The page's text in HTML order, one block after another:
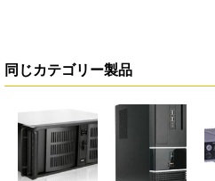
同じカテゴリー製品